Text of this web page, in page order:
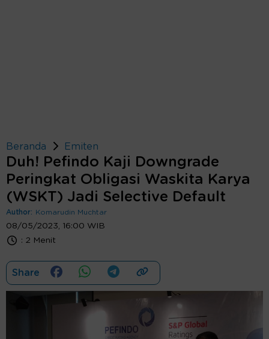
Beranda Emiten
Duh! Pefindo Kaji Downgrade
Peringkat Obligasi Waskita Karya
(WSKT) Jadi Selective Default
Author: Komarudin Muchtar
08/05/2023, 16:00 WIB
: 2 Menit
Share